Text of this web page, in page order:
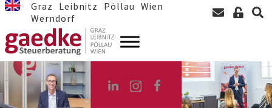
Graz Leibnitz Pöllau Wien
Werndorf